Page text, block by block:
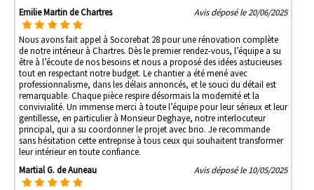
Emilie Martin de Chartres Avis déposé le 20/06/2025
Nous avons fait appel à Socorebat 28 pour une rénovation complète
de notre intérieur à Chartres. Dès le premier rendez-vous, l’équipe a su
être à l’écoute de nos besoins et nous a proposé des idées astucieuses
tout en respectant notre budget. Le chantier a été mené avec
professionnalisme, dans les délais annoncés, et le souci du détail est
remarquable. Chaque pièce respire désormais la modernité et la
convivialité. Un immense merci à toute l’équipe pour leur sérieux et leur
gentillesse, en particulier à Monsieur Deghaye, notre interlocuteur
principal, qui a su coordonner le projet avec brio. Je recommande
sans hésitation cette entreprise à tous ceux qui souhaitent transformer
leur intérieur en toute confiance.
Martial G. de Auneau
Avis déposé le 10/05/2025